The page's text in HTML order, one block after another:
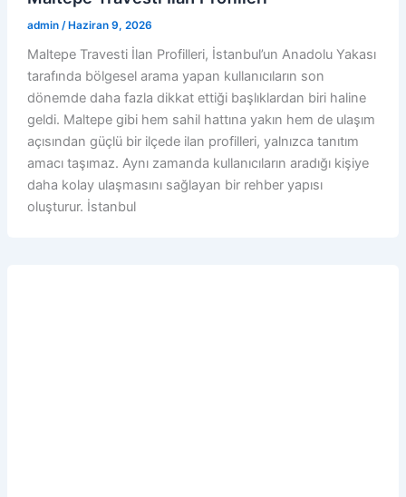
admin /Haziran 9, 2026
Maltepe Travesti İlan Profilleri, İstanbul’un Anadolu Yakası
tarafında bölgesel arama yapan kullanıcıların son
dönemde daha fazla dikkat ettiği başlıklardan biri haline
geldi. Maltepe gibi hem sahil hattına yakın hem de ulaşım
açısından güçlü bir ilçede ilan profilleri, yalnızca tanıtım
amacı taşımaz. Aynı zamanda kullanıcıların aradığı kişiye
daha kolay ulaşmasını sağlayan bir rehber yapısı
oluşturur. İstanbul